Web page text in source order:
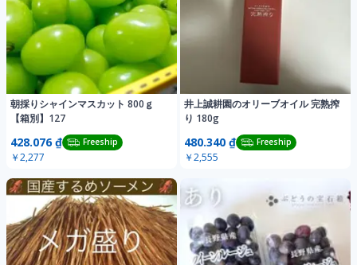
朝採りシャインマスカット 800ｇ
【箱別】127
428.076 ₫ Freeship
￥2,277
井上誠耕園のオリーブオイル 完熟搾
り 180g
480.340 ₫ Freeship
￥2,555